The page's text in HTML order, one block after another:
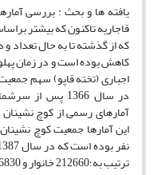
یافته ها و بحث : بررسی
قاجاریه تاکنون که بیشتر
که از گذشته تا به حال تعداد
کاهش بوده است و در زمان
اجباری (تخته قاپو) سهم
در سال 1366
آمارهای رسمی از کوچ
ترتیب به؛212660 خانوار و 1186830 نفر افزایش یافته است.